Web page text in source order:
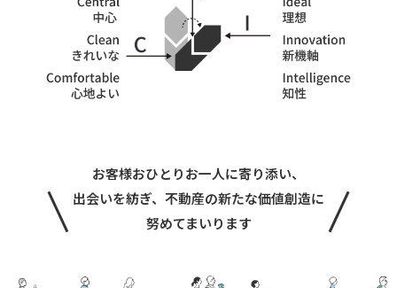
お客様おひとりお一人に寄り添い、
出会いを紡ぎ、不動産の新たな価値創造に
努めてまいります